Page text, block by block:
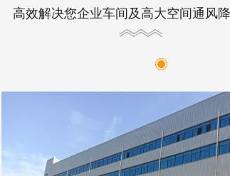
高效解决您企业车间及高大空间通风